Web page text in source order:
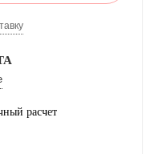
расчет